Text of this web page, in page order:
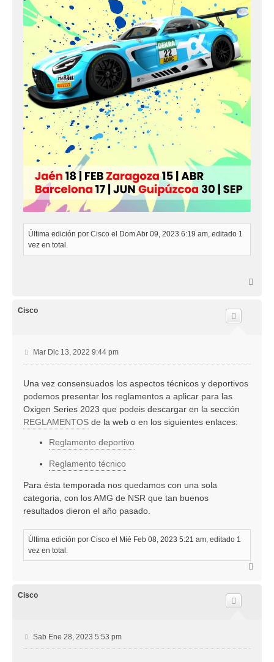
Última edición por Cisco el Dom Abr 09, 2023 6:19 am, editado 1
vez en total.
Cisco
M
e
s
a
j
e
Mar Dic 13, 2022 9:44 pm
Una vez consensuados los aspectos técnicos y deportivos
podemos presentar los reglamentos a aplicar para las
Oxigen Series 2023 que podeis descargar en la sección
REGLAMENTOS de la web o en los siguientes enlaces:
Reglamento deportivo
Reglamento técnico
Para ésta temporada nos quedamos con una sola
categoria, con los AMG de NSR que tan buenos
resultados dieron el año pasado.
Última edición por Cisco el Mié Feb 08, 2023 5:21 am, editado 1
vez en total.
Cisco
M
e
Sab Ene 28, 2023 5:53 pm